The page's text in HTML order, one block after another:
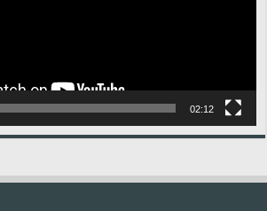
02:12